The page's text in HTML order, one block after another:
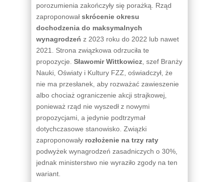
porozumienia zakończyły się porażką. Rząd
zaproponował skrócenie okresu
dochodzenia do maksymalnych
wynagrodzeń z 2023 roku do 2022 lub nawet
2021. Strona związkowa odrzuciła te
propozycje. Sławomir Wittkowicz , szef Branży
Nauki, Oświaty i Kultury FZZ, oświadczył, że
nie ma przesłanek, aby rozważać zawieszenie
albo chociaż ograniczenie akcji strajkowej,
ponieważ rząd nie wyszedł z nowymi
propozycjami, a jedynie podtrzymał
dotychczasowe stanowisko. Związki
zaproponowały rozłożenie na trzy raty
podwyżek wynagrodzeń zasadniczych o 30%,
jednak ministerstwo nie wyraziło zgody na ten
wariant.